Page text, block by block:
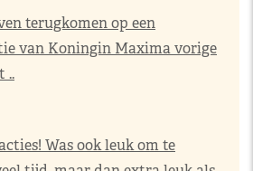
terugkomen op een
van Koningin Maxima vorige
..
Was ook leuk om te